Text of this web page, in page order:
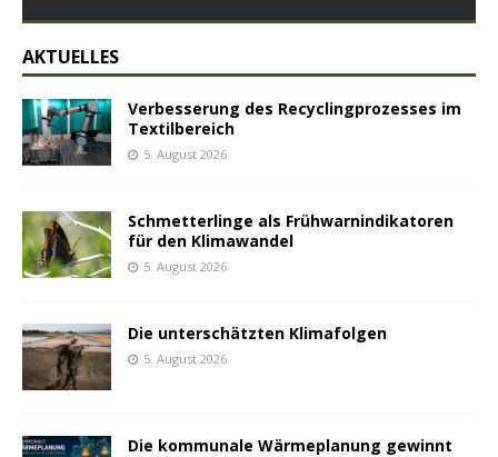
AKTUELLES
Verbesserung des Recyclingprozesses im
Textilbereich
5. August 2026
Schmetterlinge als Frühwarnindikatoren
für den Klimawandel
5. August 2026
Die unterschätzten Klimafolgen
5. August 2026
Die kommunale Wärmeplanung gewinnt